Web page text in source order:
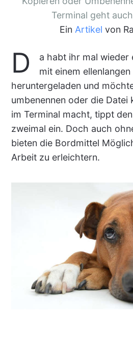
Terminal geht
Ein Artikel von
D
a habt ihr mal wieder
mit einem
heruntergeladen und
umbenennen oder die Datei
im Terminal macht, tippt
zweimal ein. Doch auch
bieten die Bordmittel
Arbeit zu erleichtern.